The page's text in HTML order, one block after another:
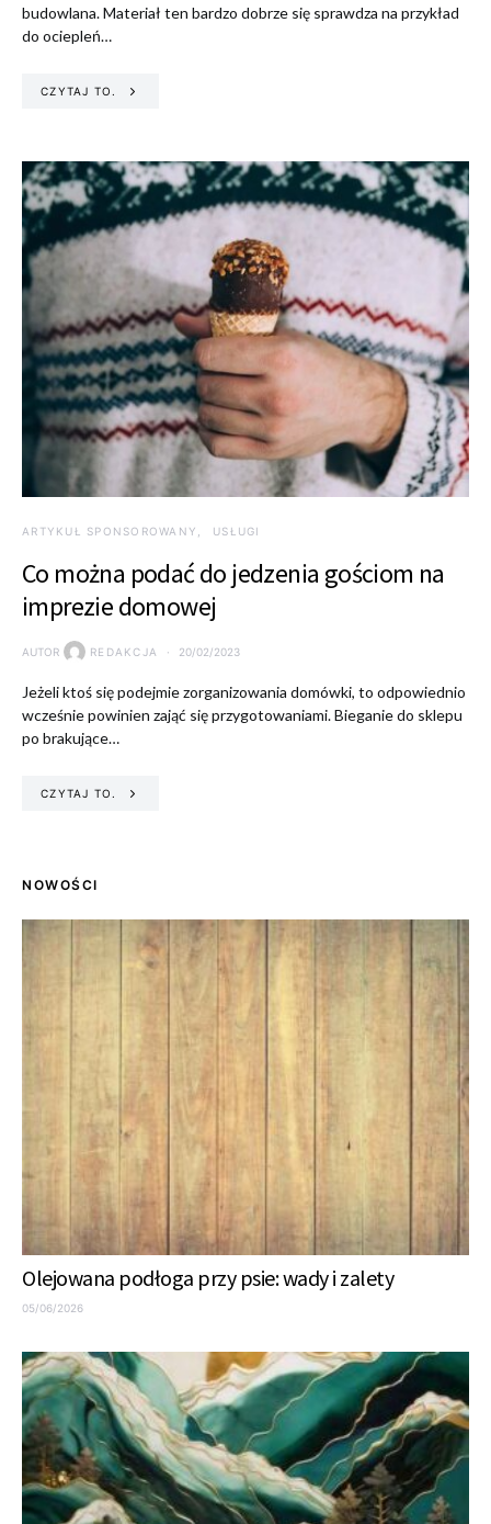
budowlana. Materiał ten bardzo dobrze się sprawdza na przykład
do ociepleń…
CZYTAJ TO.
ARTYKUŁ SPONSOROWANY USŁUGI
Co można podać do jedzenia gościom na
imprezie domowej
AUTOR REDAKCJA 20/02/2023
Jeżeli ktoś się podejmie zorganizowania domówki, to odpowiednio
wcześnie powinien zająć się przygotowaniami. Bieganie do sklepu
po brakujące…
CZYTAJ TO.
NOWOŚCI
Olejowana podłoga przy psie: wady i zalety
05/06/2026